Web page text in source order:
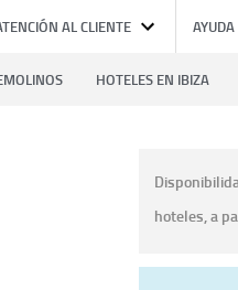
AL CLIENTE AYUDA
HOTELES EN IBIZA
hoteles, a